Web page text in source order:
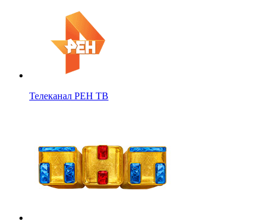
Телеканал РЕН ТВ